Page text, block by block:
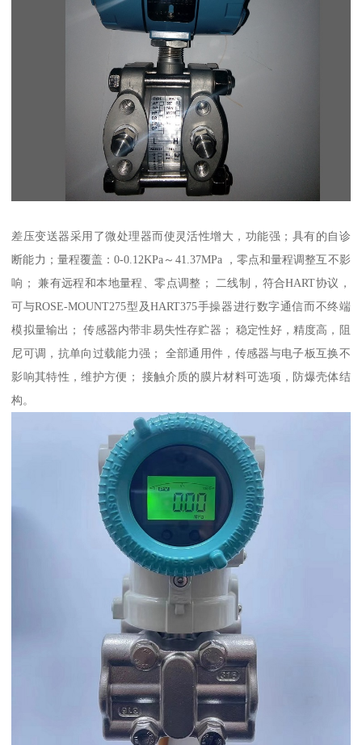
差压变送器采用了微处理器而使灵活性增大，功能强；具有的自诊
断能力；量程覆盖：0-0.12KPa～41.37MPa ，零点和量程调整互不影
响； 兼有远程和本地量程、零点调整； 二线制，符合HART协议，
可与ROSE-MOUNT275型及HART375手操器进行数字通信而不终端
模拟量输出； 传感器内带非易失性存贮器； 稳定性好，精度高，阻
尼可调，抗单向过载能力强； 全部通用件，传感器与电子板互换不
影响其特性，维护方便； 接触介质的膜片材料可选项，防爆壳体结
构。